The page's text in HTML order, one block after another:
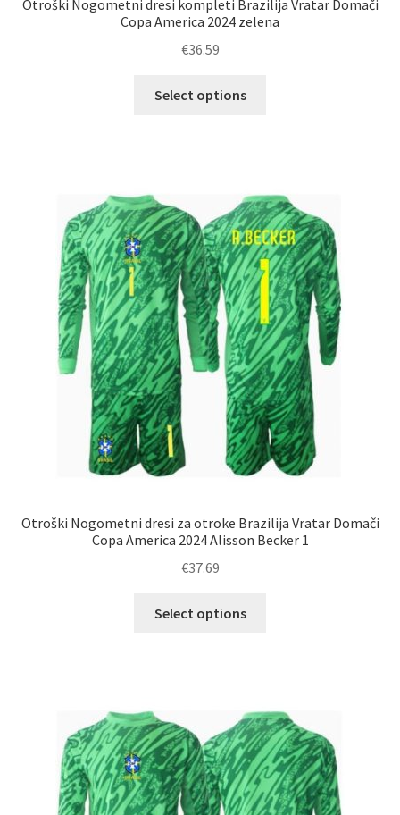
Otroški Nogometni dresi kompleti Brazilija Vratar Domači
Copa America 2024 zelena
€36.59
Select options
Možnosti
lahko
izberete
na
strani
izdelka
Otroški Nogometni dresi za otroke Brazilija Vratar Domači
Copa America 2024 Alisson Becker 1
€37.69
Select options
Možnosti
lahko
izberete
na
strani